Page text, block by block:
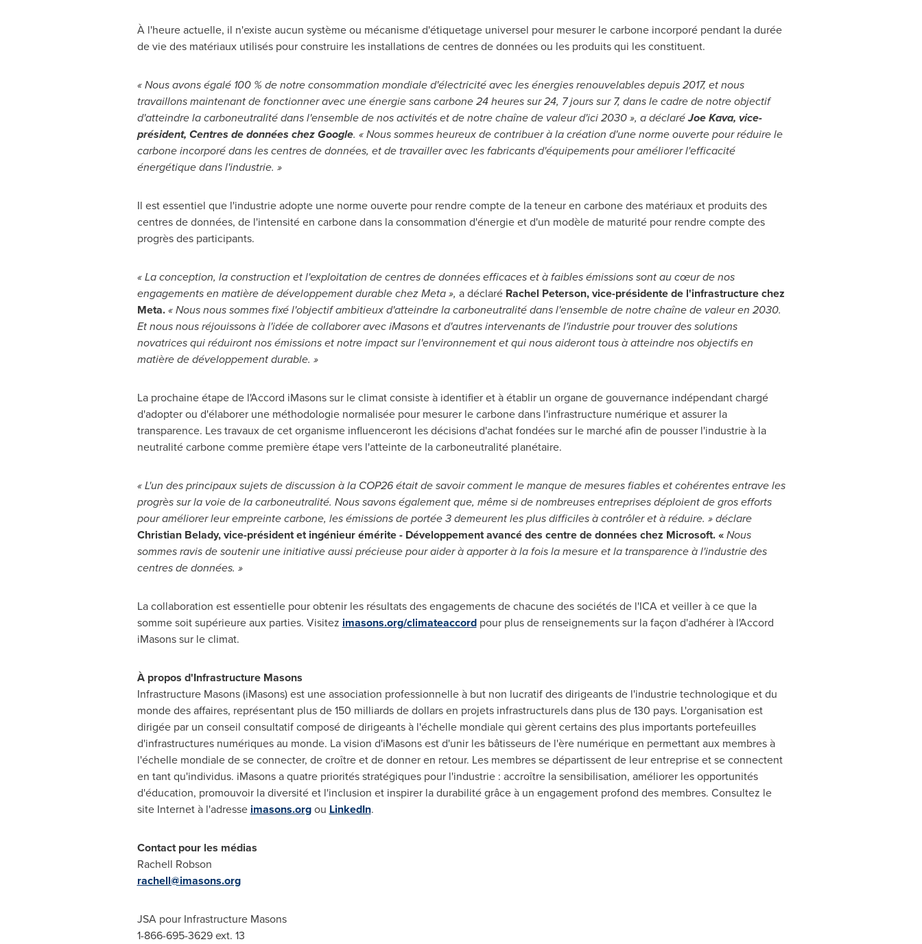
À l'heure actuelle, il n'existe aucun système ou mécanisme d'étiquetage universel pour mesurer le carbone incorporé pendant la durée
de vie des matériaux utilisés pour construire les installations de centres de données ou les produits qui les constituent.
« Nous avons égalé 100 % de notre consommation mondiale d'électricité avec les énergies renouvelables depuis2017, etnous
travaillons maintenant de fonctionner avec une énergie sans carbone 24 heures sur 24, 7 jours sur 7, dans le cadre de notre objectif
d'atteindre la carboneutralité dans l'ensemble de nos activités et de notre chaîne de valeur d'ici 2030 », a déclaréJoe Kava, vice-
président, Centres de données chez Google. « Nous sommes heureux de contribuer à la création d'une norme ouverte pour réduire le
carbone incorporé dans les centres de données, et de travailler avec les fabricants d'équipements pour améliorer l'efficacité
énergétique dans l'industrie. »
Il est essentiel que l'industrie adopte une norme ouverte pour rendre compte de lateneuren carbone des matériaux et produits des
centres de données, de l'intensité en carbone dans la consommation d'énergie et d'un modèle de maturité pour rendre compte des
progrès des participants.
« La conception, la construction et l'exploitation de centres de données efficaces et à faibles émissions sont au cœur de nos
engagements en matière de développement durable chez Meta », a déclaré Rachel Peterson, vice-présidente de l'infrastructure chez
Meta.« Nous nous sommes fixé l'objectif ambitieux d'atteindre la carboneutralité dans l'ensemble de notre chaîne de valeur en 2030.
Etnous nous réjouissons à l'idée de collaborer avec iMasons et d'autres intervenants de l'industrie pour trouver des solutions
novatrices qui réduiront nos émissions et notre impact sur l'environnement et qui nous aideront tous à atteindre nos objectifs en
matière de développement durable. »
La prochaine étape de l'Accord iMasons sur le climat consiste à identifier et à établir un organe de gouvernance indépendant chargé
d'adopter ou d'élaborer une méthodologie normalisée pour mesurer le carbone dans l'infrastructure numérique et assurer la
transparence. Les travaux de cet organisme influenceront les décisions d'achat fondées sur le marché afin de pousser l'industrie à la
neutralité carbone comme première étape vers l'atteinte de la carboneutralité planétaire.
« L'un des principaux sujets de discussion à la COP26était de savoir comment le manque de mesures fiables et cohérentes entrave les
progrès sur la voie de la carboneutralité. Nous savons également que, même si de nombreuses entreprises déploient de gros efforts
pour améliorer leur empreinte carbone, les émissions de portée 3 demeurent les plus difficiles à contrôler et à réduire. » déclare
Christian Belady, vice-président et ingénieur émérite - Développement avancé des centre de données chez Microsoft. «Nous
sommes ravis de soutenir une initiative aussi précieuse pour aider à apporter à la fois la mesure et la transparence à l'industrie des
centres de données. »
La collaboration est essentielle pour obtenir les résultats des engagements de chacune des sociétés de l'ICA et veiller à ce que la
somme soit supérieure aux parties. Visitez imasons.org/climateaccord pour plus de renseignements sur la façon d'adhérer à l'Accord
iMasons sur le climat.
À propos d'Infrastructure Masons
Infrastructure Masons (iMasons) est une association professionnelle à but non lucratif des dirigeants de l'industrie technologique et du
monde des affaires, représentant plus de 150 milliards de dollars en projets infrastructurels dans plus de 130 pays. L'organisation est
dirigée par un conseil consultatif composé de dirigeants à l'échelle mondiale qui gèrent certains des plus importants portefeuilles
d'infrastructures numériques au monde. La vision d'iMasons est d'unir les bâtisseurs de l'ère numérique en permettant aux membres à
l'échelle mondiale de se connecter, de croître et de donner en retour. Les membres se départissent de leur entreprise et se connectent
en tant qu'individus. iMasons a quatre priorités stratégiques pour l'industrie : accroître la sensibilisation, améliorer les opportunités
d'éducation, promouvoir la diversité et l'inclusion et inspirer la durabilité grâce à un engagement profond des membres. Consultez le
site Internet à l'adresse imasons.orgou LinkedIn.
Contact pour les médias
Rachell Robson
rachell@imasons.org
JSA pour Infrastructure Masons
1-866-695-3629 ext. 13